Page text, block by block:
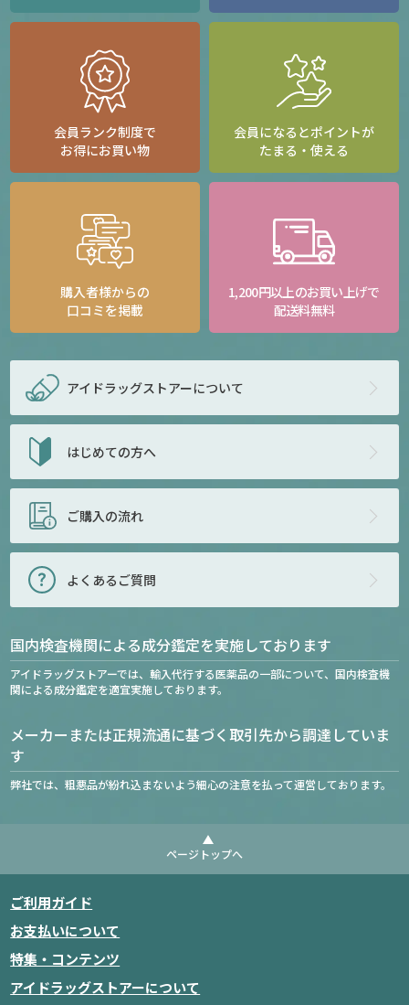
会員ランク制度で
お得にお買い物
会員になるとポイントが
たまる・使える
購入者様からの
口コミを掲載
1,200円以上のお買い上げで
配送料無料
アイドラッグストアーについて
はじめての方へ
ご購入の流れ
よくあるご質問
国内検査機関による成分鑑定を実施しております
アイドラッグストアーでは、輸入代行する医薬品の一部について、国内検査機
関による成分鑑定を適宜実施しております。
メーカーまたは正規流通に基づく取引先から調達していま
す
弊社では、粗悪品が紛れ込まないよう細心の注意を払って運営しております。
ページトップへ
ご利用ガイド
お支払いについて
特集・コンテンツ
アイドラッグストアーについて